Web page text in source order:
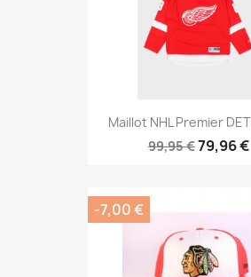
Maillot NHL Premier
99,95 €79,96 €
-7,00 €